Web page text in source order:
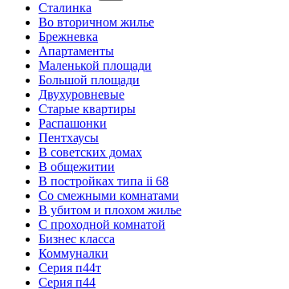
Сталинка
Во вторичном жилье
Брежневка
Апартаменты
Маленькой площади
Большой площади
Двухуровневые
Старые квартиры
Распашонки
Пентхаусы
В советских домах
В общежитии
В постройках типа ii 68
Со смежными комнатами
В убитом и плохом жилье
С проходной комнатой
Бизнес класса
Коммуналки
Серия п44т
Серия п44